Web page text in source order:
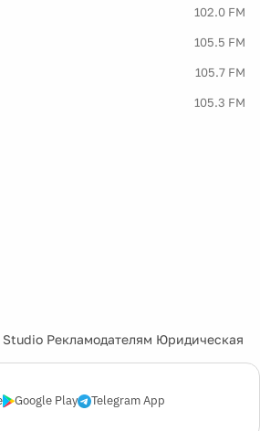
102.0 FM
105.5 FM
105.7 FM
105.3 FM
Studio Рекламодателям Юридическая
Google Play Telegram App